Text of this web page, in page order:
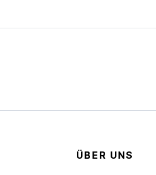
ÜBER UNS